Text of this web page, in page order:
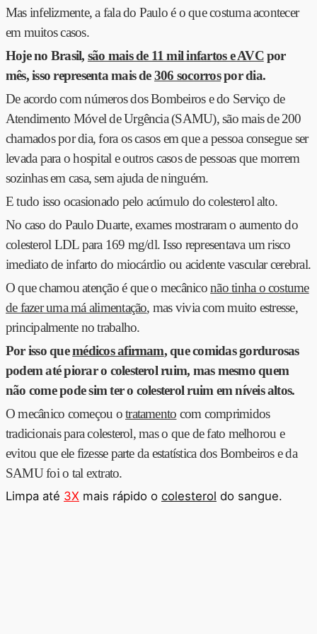
Mas infelizmente, a fala do Paulo é o que costuma acontecer
em muitos casos.
Hoje no Brasil, são mais de 11 mil infartos e AVCpor
mês, isso representa mais de306 socorrospor dia.
De acordo com números dos Bombeiros e do Serviço de
Atendimento Móvel de Urgência (SAMU), são mais de 200
chamados por dia, fora os casos em que a pessoa consegue ser
levada para o hospital e outros casos de pessoas que morrem
sozinhas em casa, sem ajuda de ninguém.
E tudo isso ocasionado pelo acúmulo do colesterol alto.
No caso do Paulo Duarte, exames mostraram o aumento do
colesterol LDL para 169 mg/dl. Isso representava um risco
imediato de infarto do miocárdio ou acidente vascular cerebral.
O que chamou atenção é que o mecâniconão tinha o costume
de fazer uma má alimentação, mas vivia com muito estresse,
principalmente no trabalho.
Por isso quemédicos afirmam, que comidas gordurosas
podem até piorar o colesterol ruim, mas mesmo quem
não come pode sim ter o colesterol ruim em níveis altos.
O mecânico começou otratamento com comprimidos
tradicionais para colesterol, mas o que de fato melhorou e
evitou que ele fizesse parte da estatística dos Bombeiros e da
SAMU foi o tal extrato.
Limpa até 3X mais rápido o colesterol do sangue.